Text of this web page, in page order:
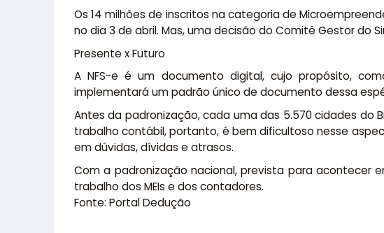
Os 14 milhões de inscritos na categoria de
no dia 3 de abril. Mas, uma decisão do Comitê Gestor do
Presente x Futuro
A NFS-e é um documento digital, cujo propósito,
implementará um padrão único de documento dessa
Antes da padronização, cada uma das 5.570 cidades do
trabalho contábil, portanto, é bem dificultoso nesse
em dúvidas, dívidas e atrasos.
Com a padronização nacional, prevista para acontecer
trabalho dos MEIs e dos contadores.
Fonte: Portal Dedução